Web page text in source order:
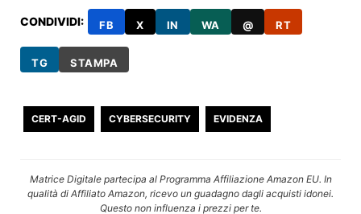
CONDIVIDI: FB X IN WA @ RT
TG STAMPA
CERT-AGID CYBERSECURITY EVIDENZA
Matrice Digitale partecipa al Programma Affiliazione Amazon EU. In
qualità di Affiliato Amazon, ricevo un guadagno dagli acquisti idonei.
Questo non influenza i prezzi per te.